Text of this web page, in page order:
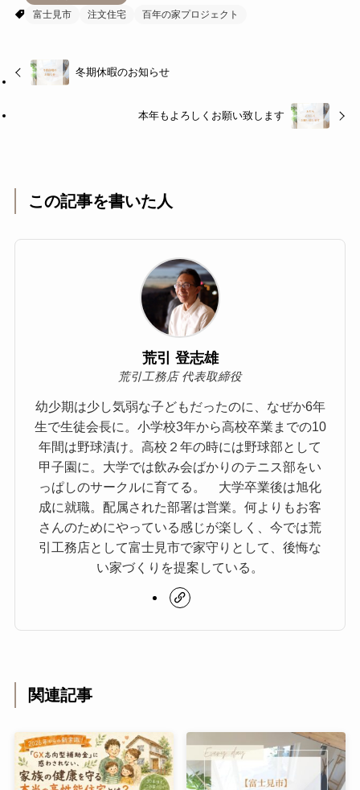
富士見市
注文住宅 百年の家プロジェクト
冬期休暇のお知らせ
本年もよろしくお願い致します
この記事を書いた人
荒引 登志雄
荒引工務店 代表取締役
幼少期は少し気弱な子どもだったのに、なぜか6年
生で生徒会長に。小学校3年から高校卒業までの10
年間は野球漬け。高校２年の時には野球部として
甲子園に。大学では飲み会ばかりのテニス部をい
っぱしのサークルに育てる。 大学卒業後は旭化
成に就職。配属された部署は営業。何よりもお客
さんのためにやっている感じが楽しく、今では荒
引工務店として富士見市で家守りとして、後悔な
い家づくりを提案している。
関連記事